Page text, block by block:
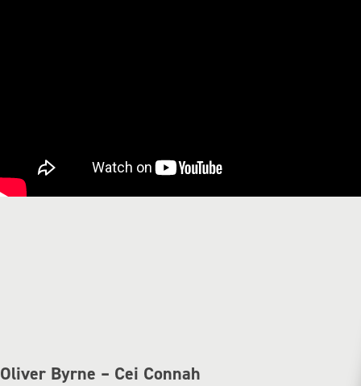
Oliver Byrne – Cei Connah